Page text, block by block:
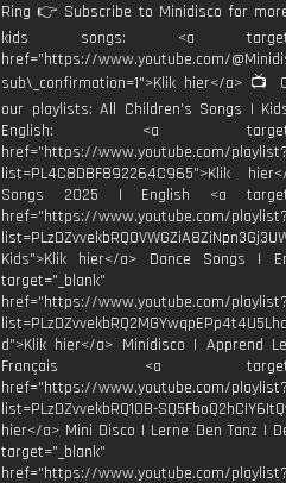
Ring 👉 Subscribe to Minidisco for
kids songs: <a
href="https://www.youtube.com/
sub\_confirmation=1">Klik hier</a> 📺
our playlists: All Children's Songs |
English: <a
href="https://www.youtube.com/
list=PL4C8DBF892264C965">Klik
Songs 2025 | English <a
href="https://www.youtube.com/
Kids">Klik hier</a> Dance Songs |
target="_blank"
href="https://www.youtube.com/
d">Klik hier</a> Minidisco | Apprend
Français <a
href="https://www.youtube.com/
list=PLzDZvvekbRQ10B-
hier</a> Mini Disco | Lerne Den Tanz |
target="_blank"
href="https://www.youtube.com/